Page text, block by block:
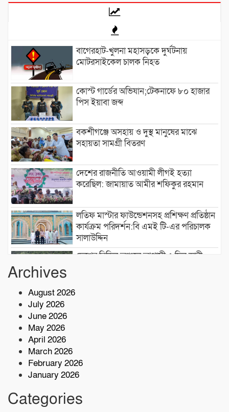
বাগেরহাট-খুলনা মহাসড়কে ‌দুর্ঘটনায়
মোটরসাইকেল চালক নিহত
কোস্ট গার্ডের অভিযান;টেকনাফে ৮০ হাজার
পিস ইয়াবা জব্দ
বকশীগঞ্জে অসহায় ও দুস্থ মানুষের মাঝে
সহায়তা সামগ্রী বিতরণ
দেশের রাজনীতি আওয়ামী লীগই হত্যা
করেছিল: জামায়াত আমীর শফিকুর রহমান
লতিফ মাস্টার ফাউন্ডেশনসহ প্রশিক্ষণ প্রতিষ্ঠান
কার্যক্রম পরিদর্শন:বি এমই টি-এর পরিচালক
সালাউদ্দিন
দেশের বিভিন্ন অঞ্চলে আগামী ৫ দিন ভারী
শরণখোলায় মাদকবিরোধী সাঁড়াশি অভিযান
Archives
August 2026
July 2026
June 2026
May 2026
April 2026
March 2026
February 2026
January 2026
Categories